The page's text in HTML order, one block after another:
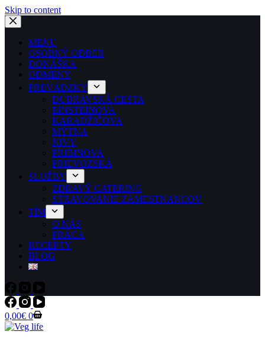
Skip to content
MENU
OSOBNÝ ODBER
DONÁŠKA
ODMENY
PREVÁDZKY
DÚBRAVSKÁ CESTA
EINSTEINOVA
KARADŽIČOVA
MÝTNA
NIVY
PRIBINOVA
PRIEVOZSKÁ
SLUŽBY
ZDRAVÝ CATERING
STRAVOVANIE ZAMESTNANCOV
TÍM
O NÁS
PRÁCA
RECEPTY
BLOG
Shopping
cart
0,00€ 0